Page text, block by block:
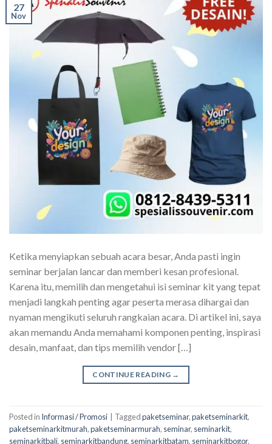
27
Nov
Ketika menyiapkan sebuah acara besar, Anda pasti ingin
seminar berjalan lancar dan memberi kesan profesional.
Karena itu, memilih dan mengetahui isi seminar kit yang tepat
menjadi langkah penting agar peserta merasa dihargai dan
nyaman mengikuti seluruh rangkaian acara. Di artikel ini, saya
akan memandu Anda memahami komponen penting, inspirasi
desain, manfaat, dan tips memilih vendor […]
CONTINUE READING →
Posted in Informasi / Promosi Taggedpaketseminar,paketseminarkit,
paketseminarkitmurah,paketseminarmurah, seminar, seminarkit,
seminarkitbali, seminarkitbandung, seminarkitbatam, seminarkitbogor,